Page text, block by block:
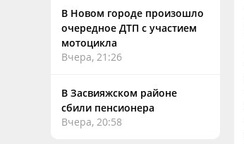
В Новом городе произошло
очередное ДТП с участием
мотоцикла
Вчера, 21:26
В Засвияжском районе
сбили пенсионера
Вчера, 20:58